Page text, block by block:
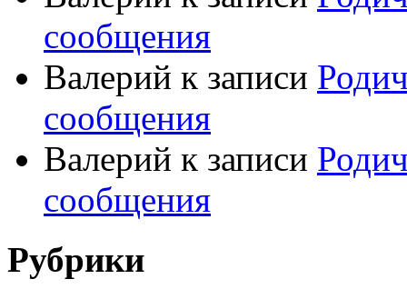
сообщения
Валерий к записи
сообщения
Валерий к записи
сообщения
Рубрики